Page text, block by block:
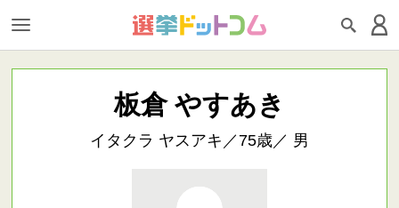
板倉 やすあき
イタクラ ヤスアキ／75歳／ 男